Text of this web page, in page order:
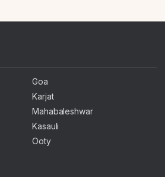
Goa
Karjat
Mahabaleshwar
Kasauli
Ooty